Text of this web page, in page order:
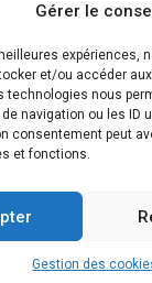
Gérer le
expériences,
et/ou accéder
technologies nous
navigation ou les ID
consentement peut
et fonctions.
Gestion des